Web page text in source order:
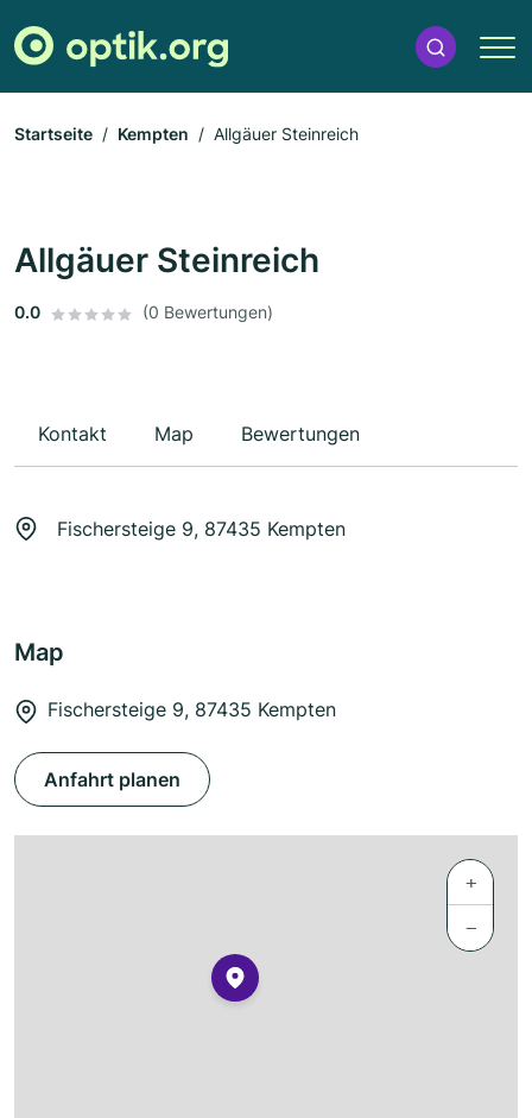
Startseite Kempten Allgäuer Steinreich
Allgäuer Steinreich
0.0 (0 Bewertungen)
Kontakt Map Bewertungen
Fischersteige 9, 87435 Kempten
Map
Fischersteige 9, 87435 Kempten
Anfahrt planen
+
−